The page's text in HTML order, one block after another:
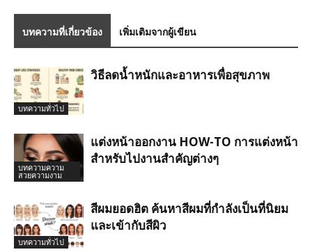
บทความที่เกี่ยวข้อง เพิ่มเติมจากผู้เขียน
บทความทั่วไป
วิธีลดน้ำหนักและอาหารเพื่อสุขภาพ
บทความความ
สวยความงาม
แต่งหน้าออกงาน HOW-TO การแต่งหน้า
สำหรับไปงานสำคัญต่างๆ
บทความทั่วไป
สีผมยอดฮิต ค้นหาสีผมที่กำลังเป็นที่นิยม
และเข้ากับสีผิว